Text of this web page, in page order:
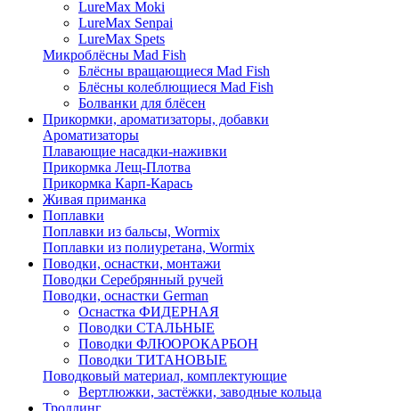
LureMax Moki
LureMax Senpai
LureMax Spets
Микроблёсны Mad Fish
Блёсны вращающиеся Mad Fish
Блёсны колеблющиеся Mad Fish
Болванки для блёсен
Прикормки, ароматизаторы, добавки
Ароматизаторы
Плавающие насадки-наживки
Прикормка Лещ-Плотва
Прикормка Карп-Карась
Живая приманка
Поплавки
Поплавки из бальсы, Wormix
Поплавки из полиуретана, Wormix
Поводки, оснастки, монтажи
Поводки Серебрянный ручей
Поводки, оснастки German
Оснастка ФИДЕРНАЯ
Поводки СТАЛЬНЫЕ
Поводки ФЛЮОРОКАРБОН
Поводки ТИТАНОВЫЕ
Поводковый материал, комплектующие
Вертлюжки, застёжки, заводные кольца
Троллинг